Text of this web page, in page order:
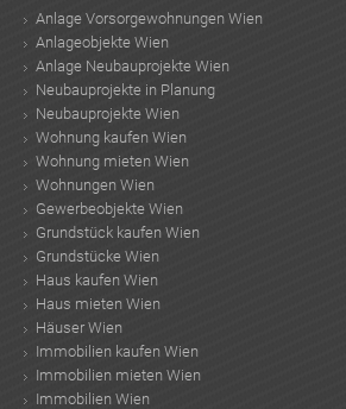
Anlage Vorsorgewohnungen Wien
Anlageobjekte Wien
Anlage Neubauprojekte Wien
Neubauprojekte in Planung
Neubauprojekte Wien
Wohnung kaufen Wien
Wohnung mieten Wien
Wohnungen Wien
Gewerbeobjekte Wien
Grundstück kaufen Wien
Grundstücke Wien
Haus kaufen Wien
Haus mieten Wien
Häuser Wien
Immobilien kaufen Wien
Immobilien mieten Wien
Immobilien Wien